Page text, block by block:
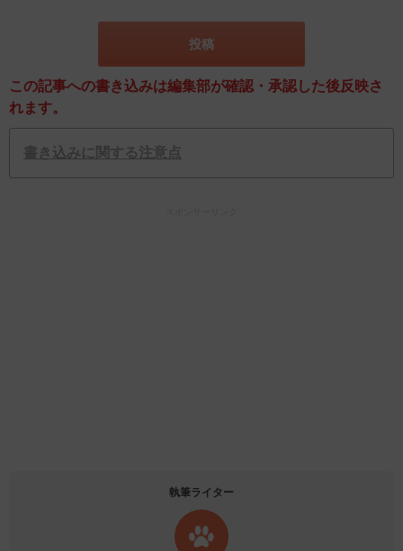
この記事への書き込みは編集部が確認・承認した後反映さ
れます。
書き込みに関する注意点
執筆ライター